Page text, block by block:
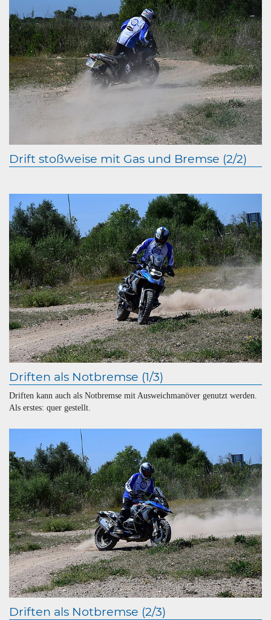
Drift stoßweise mit Gas und Bremse (2/2)
Driften als Notbremse (1/3)
Driften kann auch als Notbremse mit Ausweichmanöver genutzt werden.
Als erstes: quer gestellt.
Driften als Notbremse (2/3)